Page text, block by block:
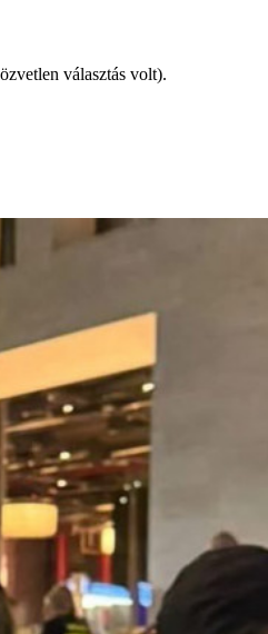
választás volt).